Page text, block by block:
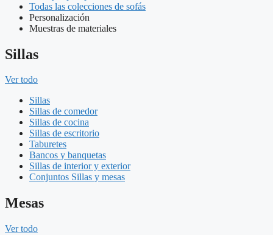
Todas las colecciones de sofás
Personalización
Muestras de materiales
Sillas
Ver todo
Sillas
Sillas de comedor
Sillas de cocina
Sillas de escritorio
Taburetes
Bancos y banquetas
Sillas de interior y exterior
Conjuntos Sillas y mesas
Mesas
Ver todo